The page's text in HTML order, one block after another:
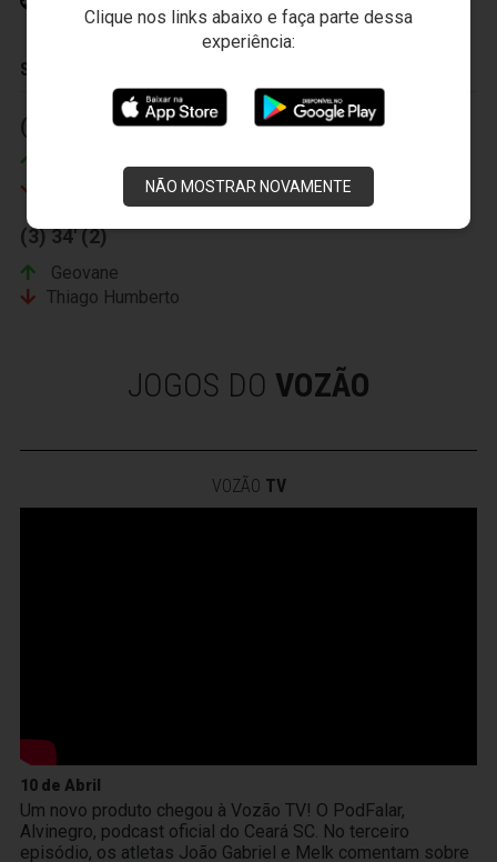
Clique nos links abaixo e faça parte dessa
experiência:
NÃO MOSTRAR NOVAMENTE
SUBSTITUIÇÕES
(1) 20' (2)
Sérgio Mota
(2) 20' (2)
Douglas Silva
Heleno
(3) 34' (2)
Geovane
Thiago Humberto
JOGOS DO VOZÃO
VOZÃO TV
10 de Abril
Um novo produto chegou à Vozão TV! O PodFalar,
Alvinegro, podcast oficial do Ceará SC. No terceiro
episódio, os atletas João Gabriel e Melk comentam sobre